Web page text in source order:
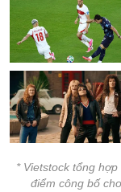
* Vietstock tổng
điểm công bố